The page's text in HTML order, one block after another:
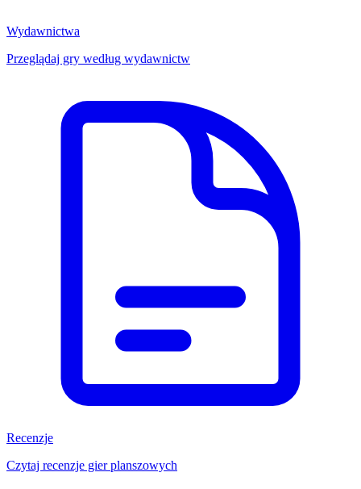
Wydawnictwa
Przeglądaj gry według wydawnictw
Recenzje
Czytaj recenzje gier planszowych